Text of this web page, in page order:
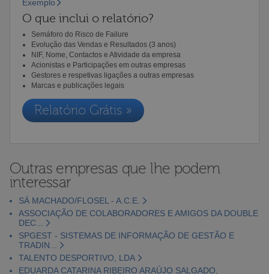
Exemplo
O que inclui o relatório?
Semáforo do Risco de Failure
Evolução das Vendas e Resultados (3 anos)
NIF, Nome, Contactos e Atividade da empresa
Acionistas e Participações em outras empresas
Gestores e respetivas ligações a outras empresas
Marcas e publicações legais
Relatório Grátis »
Outras empresas que lhe podem
interessar
SÁ MACHADO/FLOSEL - A.C.E.
ASSOCIAÇÃO DE COLABORADORES E AMIGOS DA DOUBLE
DEC...
SPGEST - SISTEMAS DE INFORMAÇÃO DE GESTÃO E
TRADIN...
TALENTO DESPORTIVO, LDA
EDUARDA CATARINA RIBEIRO ARAÚJO SALGADO,